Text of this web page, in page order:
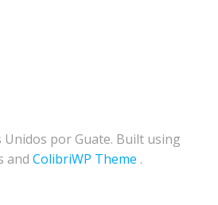
Unidos por Guate. Built using
and ColibriWP Theme .